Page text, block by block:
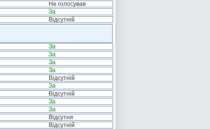
Не голосував
За
Відсутній
За
За
За
За
Відсутній
За
Відсутній
За
За
Відсутня
Відсутній